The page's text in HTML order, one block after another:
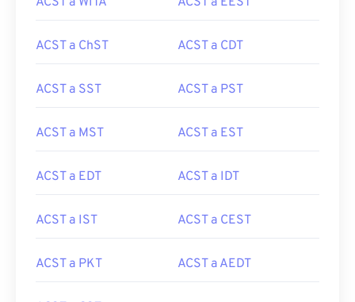
ACST a ChST ACST a CDT
ACST a SST ACST a PST
ACST a MST ACST a EST
ACST a EDT ACST a IDT
ACST a IST ACST a CEST
ACST a PKT ACST a AEDT